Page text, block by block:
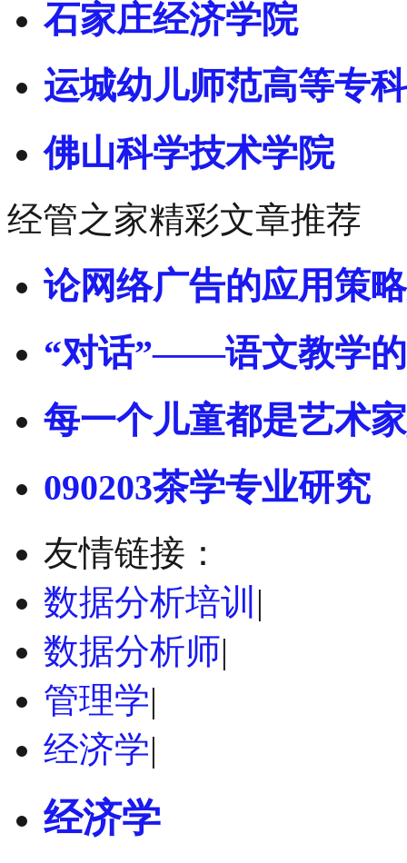
石家庄经济学院
运城幼儿师范高等专
佛山科学技术学院
经管之家精彩文章推荐
论网络广告的应用策
“对话”——语文教学
每一个儿童都是艺术
090203茶学专业研究
友情链接：
数据分析培训 |
数据分析师|
管理学|
经济学|
经济学